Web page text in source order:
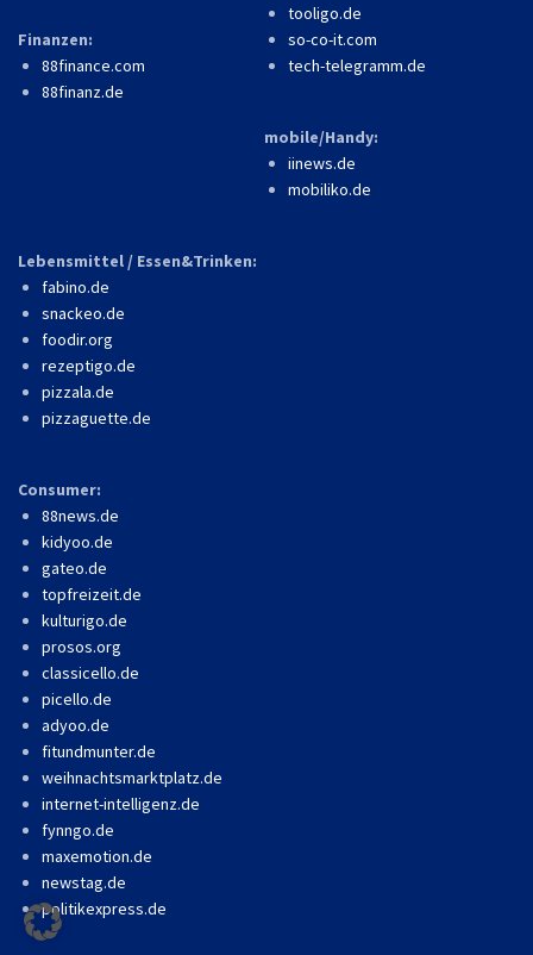
Finanzen:
88finance.com
88finanz.de
tooligo.de
so-co-it.com
tech-telegramm.de
mobile/Handy:
iinews.de
mobiliko.de
Lebensmittel / Essen&Trinken:
fabino.de
snackeo.de
foodir.org
rezeptigo.de
pizzala.de
pizzaguette.de
Consumer:
88news.de
kidyoo.de
gateo.de
topfreizeit.de
kulturigo.de
prosos.org
classicello.de
picello.de
adyoo.de
fitundmunter.de
weihnachtsmarktplatz.de
internet-intelligenz.de
fynngo.de
maxemotion.de
newstag.de
politikexpress.de